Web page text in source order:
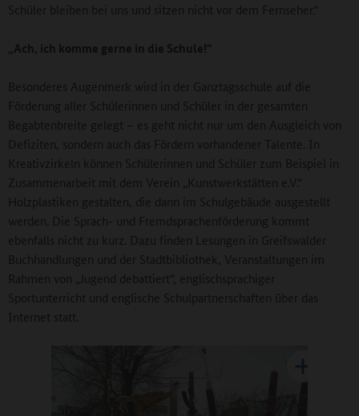
Schüler bleiben bei uns und sitzen nicht vor dem Fernseher.“
„Ach, ich komme gerne in die Schule!“
Besonderes Augenmerk wird in der Ganztagsschule auf die
Förderung aller Schülerinnen und Schüler in der gesamten
Begabtenbreite gelegt – es geht nicht nur um den Ausgleich von
Defiziten, sondern auch das Fördern vorhandener Talente. In
Kreativzirkeln können Schülerinnen und Schüler zum Beispiel in
Zusammenarbeit mit dem Verein „Kunstwerkstätten e.V.“
Holzplastiken gestalten, die dann im Schulgebäude ausgestellt
werden. Die Sprach- und Fremdsprachenförderung kommt
ebenfalls nicht zu kurz. Dazu finden Lesungen in Greifswalder
Buchhandlungen und der Stadtbibliothek, Veranstaltungen im
Rahmen von „Jugend debattiert“, englischsprachiger
Sportunterricht und englische Schulpartnerschaften über das
Internet statt.